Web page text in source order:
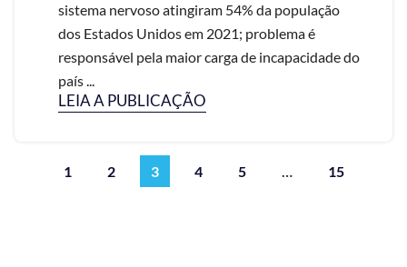
sistema nervoso atingiram 54% da população
dos Estados Unidos em 2021; problema é
responsável pela maior carga de incapacidade do
país ...
LEIA A PUBLICAÇÃO
1 2 3 4 5 … 15